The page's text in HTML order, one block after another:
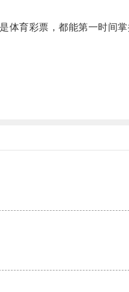
育彩票，都能第一时间掌